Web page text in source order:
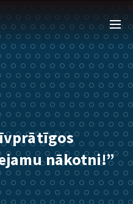
nākotni!”